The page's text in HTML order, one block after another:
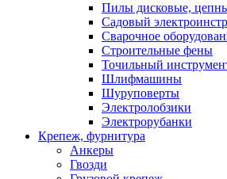
Пилы дисковые,
Садовый
Сварочное
Строительные фены
Точильный
Шлифмашины
Шуруповерты
Электролобзики
Электрорубанки
Крепеж, фурнитура
Анкеры
Гвозди